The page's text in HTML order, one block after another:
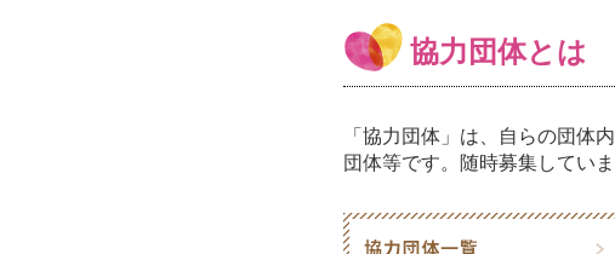
協力団体とは
「協力団体」は、自らの団体
団体等です。随時募集してい